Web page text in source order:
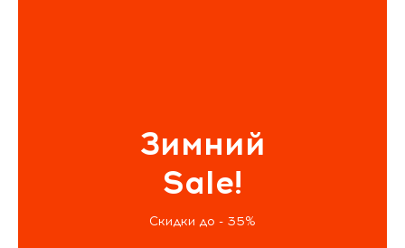
Зимний
Sale!
Скидки до - 35%